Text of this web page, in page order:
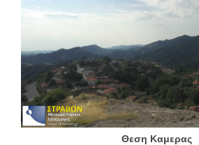
Θεση Καμερας